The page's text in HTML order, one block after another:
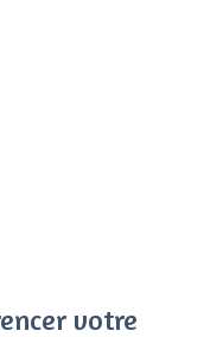
votre